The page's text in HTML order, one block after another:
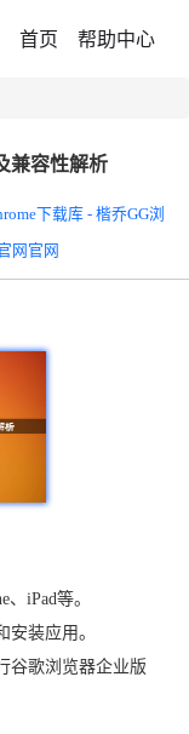
首页 帮助中心
兼容性解析
下载库 - 楷乔GG浏
网官网
iPad等。
装应用。
谷歌浏览器企业版